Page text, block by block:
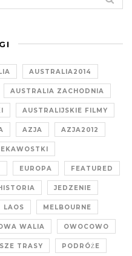
AUSTRALIA2014
AUSTRALIA ZACHODNIA
AUSTRALIJSKIE FILMY
AZJA AZJA2012
EUROPA FEATURED
JEDZENIE
LAOS MELBOURNE
WALIA OWOCOWO
TRASY PODRÓŻE